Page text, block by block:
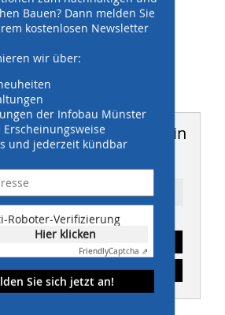
Saving Grand Prix’ wird in
und im September 2011 mit
unter:
Dieser Artikel erschien in
Ressort: Maschinen
Abonnement
Inhaltsverzeichnis
Bauen? Dann melden Sie
kostenlosen Newsletter
wir über:
der Infobau Münster
Erscheinungsweise
und jederzeit kündbar
Roboter-Verifizierung
Hier klicken
FriendlyCaptcha ⇗
Sie sich jetzt an!